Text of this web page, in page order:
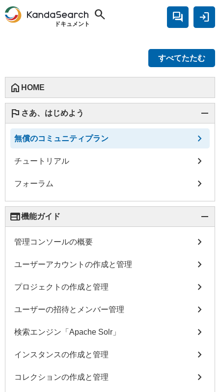
ドキュメント
search forum login
すべてたたむ
home HOME
flag さあ、はじめよう remove
無償のコミュニティプラン chevron_right
チュートリアル chevron_right
フォーラム chevron_right
web機能ガイド remove
管理コンソールの概要 chevron_right
ユーザーアカウントの作成と管理 chevron_right
プロジェクトの作成と管理 chevron_right
ユーザーの招待とメンバー管理 chevron_right
検索エンジン「Apache Solr」 chevron_right
インスタンスの作成と管理 chevron_right
コレクションの作成と管理 chevron_right